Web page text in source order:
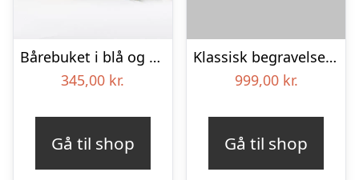
Bårebuket i blå og hvide nuancer – Blomster til begravelse
345,00 kr.
Gå til shop
Klassisk begravelses­krans
999,00 kr.
Gå til shop